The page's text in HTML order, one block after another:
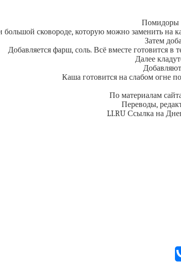
Помидоры
большой сковороде, которую можно заменить на
Затем
Добавляется фарш, соль. Всё вместе готовится
Далее
Каша готовится на слабом огне
По материалам
Переводы,
LI.RU Ссылка на